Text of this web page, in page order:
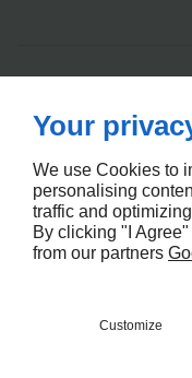
Your
We use Cookies to
personalising
traffic and
By clicking "I
from our partners
Customize